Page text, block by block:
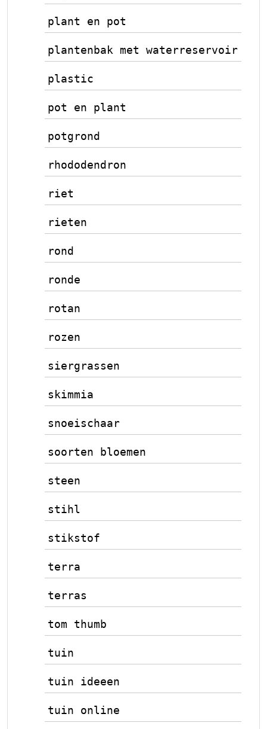
plant en pot
plantenbak met waterreservoir
plastic
pot en plant
potgrond
rhododendron
riet
rieten
rond
ronde
rotan
rozen
siergrassen
skimmia
snoeischaar
soorten bloemen
steen
stihl
stikstof
terra
terras
tom thumb
tuin
tuin ideeen
tuin online